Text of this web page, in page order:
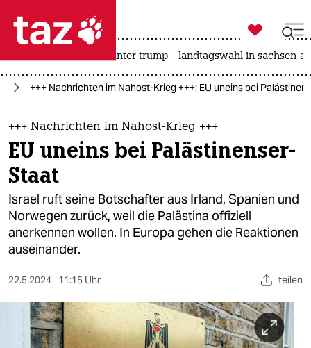
 taz zahl ich
taz zahl ich
themen
politik
öko
gesellschaft
kultur
sport
berlin
nord

taz zahl ich
usa unter trump landtagswahl in sachsen-
+++ Nachrichten im Nahost-Krieg +++: EU uneins bei
+++ Nachrichten im Nahost-Krieg +++
EU uneins bei Palästinenser-
Staat
Israel ruft seine Botschafter aus Irland, Spanien und
Norwegen zurück, weil die Palästina offiziell
anerkennen wollen. In Europa gehen die Reaktionen
auseinander.
22.5.2024 11:15 Uhr teilen